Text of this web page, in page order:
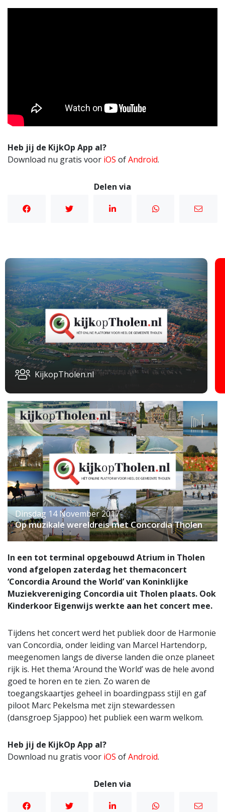
Heb jij de KijkOp App al?
Download nu gratis voor iOS ofAndroid.
Delen via
KijkopTholen.nl
Dinsdag 14 November 2017
Op muzikale wereldreis met Concordia Tholen
In een tot terminal opgebouwd Atrium in Tholen
vond afgelopen zaterdag het themaconcert
‘Concordia Around the World’ van Koninklijke
Muziekvereniging Concordia uit Tholen plaats. Ook
Kinderkoor Eigenwijs werkte aan het concert mee.
Tijdens het concert werd het publiek door de Harmonie
van Concordia, onder leiding van Marcel Hartendorp,
meegenomen langs de diverse landen die onze planeet
rijk is. Het thema ‘Around the World’ was de hele avond
goed te horen en te zien. Zo waren de
toegangskaartjes geheel in boardingpass stijl en gaf
piloot Marc Pekelsma met zijn stewardessen
(dansgroep Sjappoo) het publiek een warm welkom.
Heb jij de KijkOp App al?
Download nu gratis voor iOS ofAndroid.
Delen via